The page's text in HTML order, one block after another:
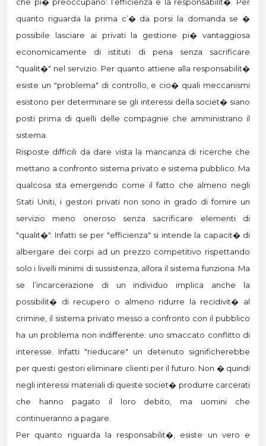
quanto riguarda la prima c’� da porsi la domanda se �
possibile lasciare ai privati la gestione pi� vantaggiosa
economicamente di istituti di pena senza sacrificare
"qualit�" nel servizio. Per quanto attiene alla responsabilit�
esiste un "problema" di controllo, e cio� quali meccanismi
esistono per determinare se gli interessi della societ� siano
posti prima di quelli delle compagnie che amministrano il
sistema.
Risposte difficili da dare vista la mancanza di ricerche che
mettano a confronto sistema privato e sistema pubblico. Ma
qualcosa sta emergendo come il fatto che almeno negli
Stati Uniti, i gestori privati non sono in grado di fornire un
servizio meno oneroso senza sacrificare elementi di
"qualit�". Infatti se per "efficienza" si intende la capacit� di
albergare dei corpi ad un prezzo competitivo rispettando
solo i livelli minimi di sussistenza, allora il sistema funziona. Ma
se l’incarcerazione di un individuo implica anche la
possibilit� di recupero o almeno ridurre la recidivit� al
crimine, il sistema privato messo a confronto con il pubblico
ha un problema non indifferente: uno smaccato conflitto di
interesse. Infatti "rieducare" un detenuto significherebbe
per questi gestori eliminare clienti per il futuro. Non � quindi
negli interessi materiali di queste societ� produrre carcerati
che hanno pagato il loro debito, ma uomini che
continueranno a pagare.
Per quanto riguarda la responsabilit�, esiste un vero e